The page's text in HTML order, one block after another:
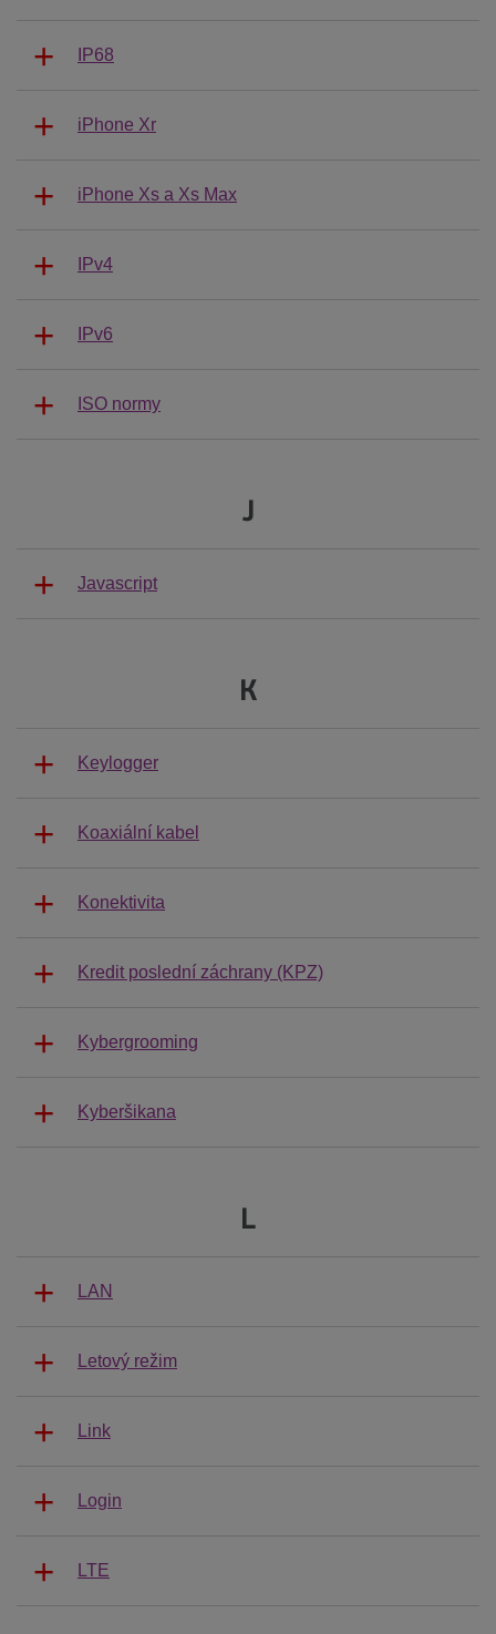
IP68
iPhone Xr
iPhone Xs a Xs Max
IPv4
IPv6
ISO normy
J
Javascript
K
Keylogger
Koaxiální kabel
Konektivita
Kredit poslední záchrany (KPZ)
Kybergrooming
Kyberšikana
L
LAN
Letový režim
Link
Login
LTE